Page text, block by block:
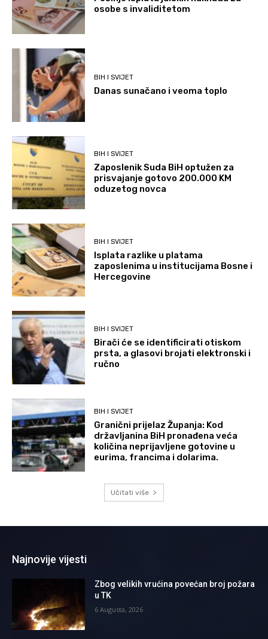
osobe s invaliditetom
BIH I SVIJET
Danas sunačano i veoma toplo
BIH I SVIJET
Zaposlenik Suda BiH optužen za
prisvajanje gotovo 200.000 KM
oduzetog novca
BIH I SVIJET
Isplata razlike u platama
zaposlenima u institucijama Bosne i
Hercegovine
BIH I SVIJET
Birači će se identificirati otiskom
prsta, a glasovi brojati elektronski i
ručno
BIH I SVIJET
Granični prijelaz Županja: Kod
državljanina BiH pronađena veća
količina neprijavljene gotovine u
eurima, francima i dolarima.
Učitati više
Najnovije vijesti
Zbog velikih vrućina povećan broj požara
u TK
6 Augusta, 2026